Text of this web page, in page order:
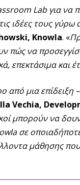
Labγια να
ιδέες τους γύρω
, Knowla. «
πώς να
επεκτάσιμα και
από μια επίδειξη
Vechia,
μπορούν να
σε
μάθησης